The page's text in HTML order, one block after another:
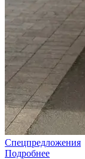
Спецпредложения
Подробнее